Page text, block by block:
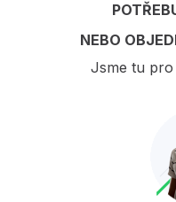
NEBO
Jsme tu pro